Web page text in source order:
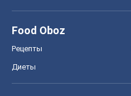
Food Oboz
Рецепты
Диеты